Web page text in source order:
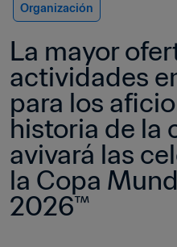
Organización
La mayor
actividades
para los
historia de la
avivará las
la Copa
2026™